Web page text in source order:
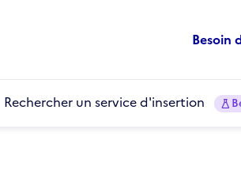
Besoin
Rechercher un service d'insertion